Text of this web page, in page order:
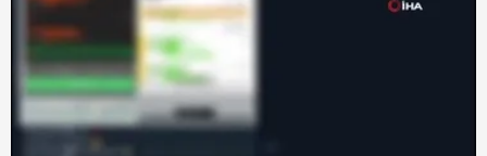
6698 sayılı Kişisel Verilerin Korunması Kanunu uyarınca
hazırlanmış Aydınlatma Metnimizi okumak ve sitemizde
ilgili mevzuata uygun olarak kullanılan çerezlerle ilgili bilgi
almak için lütfen
tıklayınız